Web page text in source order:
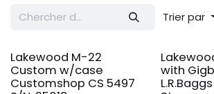
Trier par
Lakewood M-22
Custom w/case
Customshop CS 5497
with